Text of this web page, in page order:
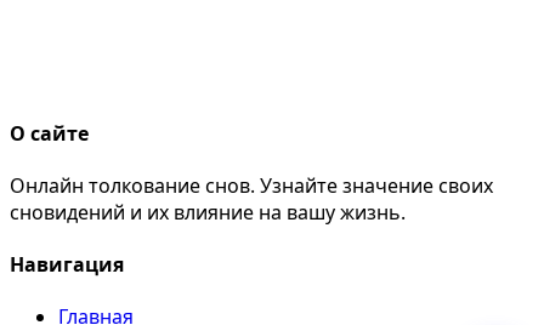
О сайте
Онлайн толкование снов. Узнайте значение своих
сновидений и их влияние на вашу жизнь.
Навигация
Главная